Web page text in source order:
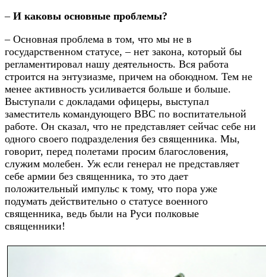
– И каковы основные проблемы?
– Основная проблема в том, что мы не в
государственном статусе, – нет закона, который бы
регламентировал нашу деятельность. Вся работа
строится на энтузиазме, причем на обоюдном. Тем не
менее активность усиливается больше и больше.
Выступали с докладами офицеры, выступал
заместитель командующего ВВС по воспитательной
работе. Он сказал, что не представляет сейчас себе ни
одного своего подразделения без священника. Мы,
говорит, перед полетами просим благословения,
служим молебен. Уж если генерал не представляет
себе армии без священника, то это дает
положительный импульс к тому, что пора уже
подумать действительно о статусе военного
священника, ведь были на Руси полковые
священники!